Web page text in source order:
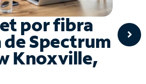
por fibra
Spectrum
Knoxville,